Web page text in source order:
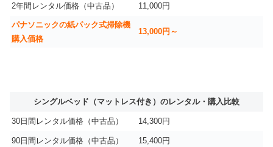
2年間レンタル価格（中古品） 11,000円
パナソニックの紙パック式掃除機
購入価格
13,000円～
シングルベッド（マットレス付き）のレンタル・購入比較
30日間レンタル価格（中古品） 14,300円
90日間レンタル価格（中古品） 15,400円